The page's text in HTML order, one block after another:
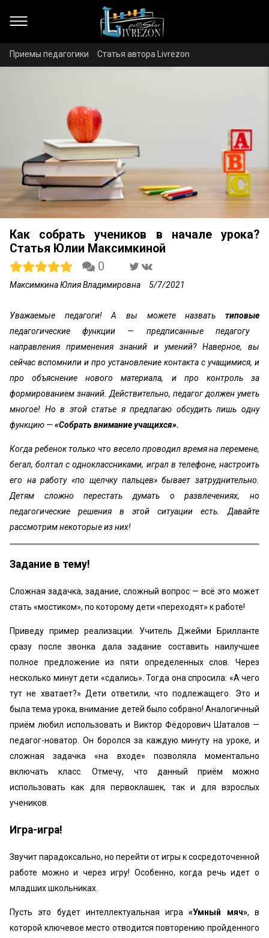
Приемы педагогики Статья автора Livrezon
Как собрать учеников в начале урока?
Статья Юлии Максимкиной
0
Максимкина Юлия Владимировна 5/7/2021
Уважаемые педагоги! А вы можете назвать типовые
педагогические функции — предписанные педагогу
направления применения знаний и умений? Наверное, вы
сейчас вспомнили и про установление контакта с учащимися, и
про объяснение нового материала, и про контроль за
формированием знаний. Действительно, педагог должен уметь
многое! Но в этой статье я предлагаю обсудить лишь одну
функцию — «Собрать внимание учащихся».
Когда ребенок только что весело проводил время на перемене,
бегал, болтал с одноклассниками, играл в телефоне, настроить
его на работу «по щелчку пальцев» бывает затруднительно.
Детям сложно перестать думать о развлечениях, но
педагогические решения в этой ситуации есть. Давайте
рассмотрим некоторые из них!
Задание в тему!
Сложная задачка, задание, сложный вопрос — всё это может
стать «мостиком», по которому дети «переходят» к работе!
Приведу пример реализации. Учитель Джейми Брилланте
сразу после звонка дала задание составить наилучшее
полное предложение из пяти определенных слов. Через
несколько минут дети «сдались». Тогда она спросила: «А чего
тут не хватает?» Дети ответили, что подлежащего. Это и
была тема урока, внимание детей было собрано! Аналогичный
приём любил использовать и Виктор Фёдорович Шаталов —
педагог-новатор. Он боролся за каждую минуту на уроке, и
сложная задачка «на входе» позволяла моментально
включать класс. Отмечу, что данный приём можно
использовать как для первоклашек, так и для взрослых
учеников.
Игра-игра!
Звучит парадоксально, но перейти от игры к сосредоточенной
работе можно и через игру! Особенно, когда речь идет о
младших школьниках.
Пусть это будет интеллектуальная игра«Умный мяч», в
которой ключевое место отводится повторению пройденного